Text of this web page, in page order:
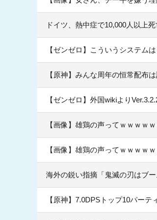
ドイツ、熱中症で10,000人以上
【ゼンゼロ】こういうシステム
【原神】みんな周年の恒常配布
【ゼンゼロ】外国wikiより
【画像】雄鶏の声ってｗｗｗｗ
【画像】雄鶏の声ってｗｗｗｗ
海外の鋭い指摘「鬼滅の刃はブ
【原神】7.0DPSトップ10パー